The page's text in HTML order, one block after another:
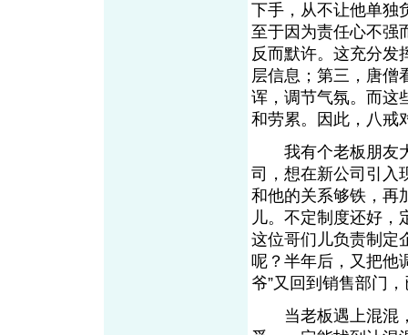
下手，从不让他单独
至于因为责任心不强
反而默许。这充分发
层信息；第三，唐僧
诨，调节气氛。而这
和劳累。因此，八戒
我有个老板朋友大
司，想在新公司引入
和他的关系够铁，再
儿。不定制度还好，
这位哥们儿负责制定
呢？半年后，又把他
爷”又回到销售部门
当老板遇上混混，